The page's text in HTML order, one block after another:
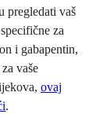
pregledati vaš
za
i gabapentin,
vaše
ovaj
.